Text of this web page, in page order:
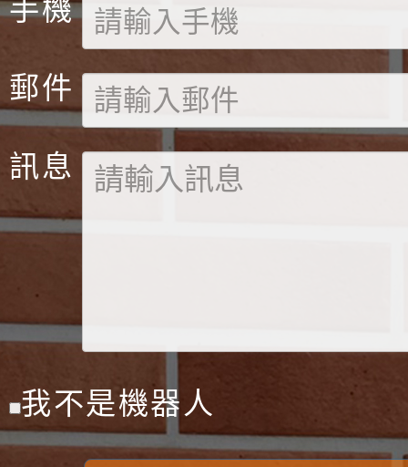
手機
郵件
訊息
我不是機器人